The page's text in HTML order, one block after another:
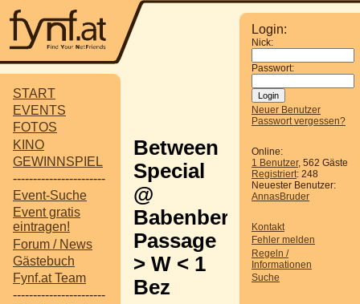
START
EVENTS
FOTOS
KINO
GEWINNSPIEL
-----------------------
Event-Suche
Event gratis
eintragen!
Forum / News
Gästebuch
Fynf.at Team
-----------------------
Login:
Nick:
Passwort:
Neuer Benutzer
Passwort vergessen?
Online:
1 Benutzer, 562 Gäste
Registriert: 248
Neuester Benutzer:
AnnasBruder
Kontakt
Fehler melden
Regeln /
Informationen
Suche
Between
Special
@
Babenberger
Passage
> W < 1
Bez